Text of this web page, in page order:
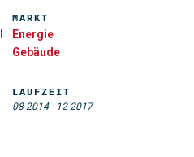
MARKT
Energie
Gebäude
LAUFZEIT
08-2014- 12-2017